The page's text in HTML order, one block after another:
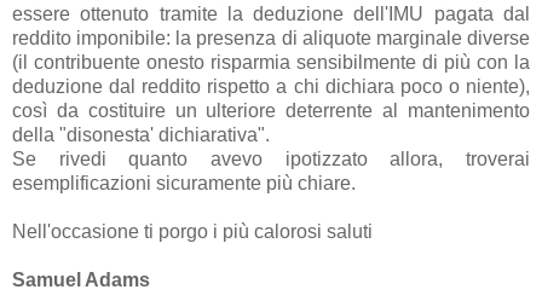
essere ottenuto tramite la deduzione dell'IMU pagata dal
reddito imponibile: la presenza di aliquote marginale diverse
(il contribuente onesto risparmia sensibilmente di più con la
deduzione dal reddito rispetto a chi dichiara poco o niente),
così da costituire un ulteriore deterrente al mantenimento
della "disonesta' dichiarativa".
Se rivedi quanto avevo ipotizzato allora, troverai
esemplificazioni sicuramente più chiare.
Nell'occasione ti porgo i più calorosi saluti
Samuel Adams